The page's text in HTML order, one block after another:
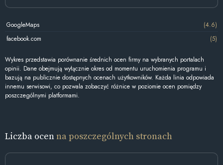
GoogleMaps
(4.6)
facebook.com
(5)
Wykres przedstawia porównanie średnich ocen firmy na wybranych portalach
opinii. Dane obejmują wyłącznie okres od momentu uruchomienia programu i
bazują na publicznie dostępnych ocenach użytkowników. Każda linia odpowiada
innemu serwisowi, co pozwala zobaczyć różnice w poziomie ocen pomiędzy
poszczególnymi platformami.
Liczba ocenna poszczególnych stronach